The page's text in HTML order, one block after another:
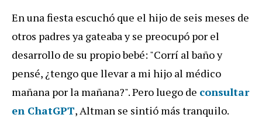
En una fiesta escuchó que el hijo de seis meses de
otros padres ya gateaba y se preocupó por el
desarrollo de su propio bebé: "Corrí al baño y
pensé, ¿tengo que llevar a mi hijo al médico
mañana por la mañana?". Pero luego de consultar
en ChatGPT, Altman se sintió más tranquilo.